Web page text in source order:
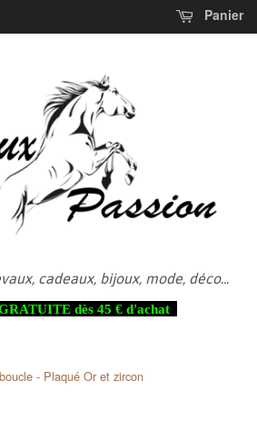
Panier
cadeaux, bijoux, mode, déco...
dès 45 € d'achat
- Plaqué Or et zircon